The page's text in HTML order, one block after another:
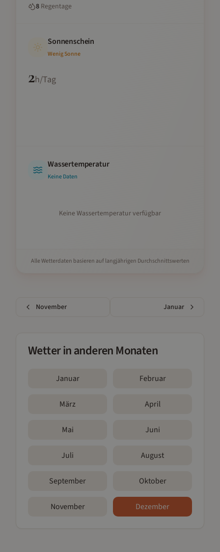
8 Regentage
Sonnenschein
Wenig Sonne
2h/Tag
Wassertemperatur
Keine Daten
Keine Wassertemperatur verfügbar
Alle Wetterdaten basieren auf langjährigen Durchschnittswerten
November Januar
Wetter in anderen Monaten
Januar Februar
März April
Mai Juni
Juli August
September Oktober
November Dezember